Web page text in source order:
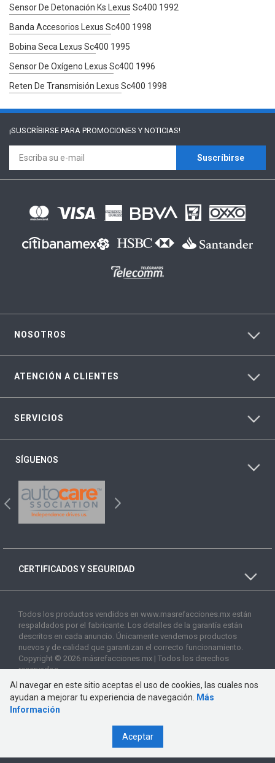
Sensor De Detonación Ks Lexus Sc400 1992
Banda Accesorios Lexus Sc400 1998
Bobina Seca Lexus Sc400 1995
Sensor De Oxígeno Lexus Sc400 1996
Reten De Transmisión Lexus Sc400 1998
¡SUSCRÍBIRSE PARA PROMOCIONES Y NOTICIAS!
Suscríbirse
NOSOTROS
ATENCIÓN A CLIENTES
SERVICIOS
SÍGUENOS
CERTIFICADOS Y SEGURIDAD
Todos los productos vendidos en www.masrefacciones.mx están
respaldados por el fabricante. Los detalles de la garantía están
descritos en cada anuncio. Únicamente vendemos productos
nuevos y de calidad que garantizan el correcto funcionamiento.
Copyright © 2026 másrefacciones.mx | Todos los derechos
reservados
Al navegar en este sitio aceptas el uso de cookies, las cuales nos
ayudan a mejorar tu experiencia de navegación.
Más
Información
Aceptar